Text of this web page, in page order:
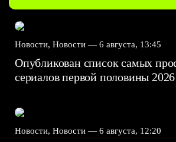
Новости, Новости — 6 августа, 13:45
Опубликован список самых
сериалов первой половины 2026
Новости, Новости — 6 августа, 12:20